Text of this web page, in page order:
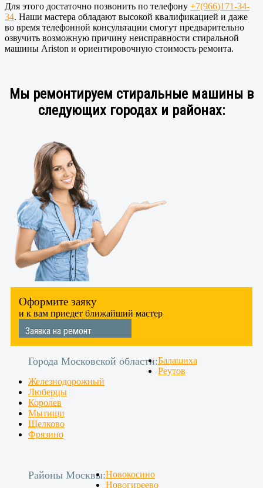
Для этого достаточно позвонить по телефону +7(966)171-34-
34. Наши мастера обладают высокой квалификацией и даже
во время телефонной консультации смогут предварительно
озвучить возможную причину неисправности стиральной
машины Ariston и ориентировочную стоимость ремонта.
Мы ремонтируем стиральные машины в
следующих городах и районах:
Оформите заяку
и к вам приедет ближайший мастер
Заявка на ремонт
Города Московской области:Балашиха
Реутов
Железнодорожный
Люберцы
Королев
Мытищи
Щелково
Фрязино
Районы Москвы:Новокосино
Новогиреево